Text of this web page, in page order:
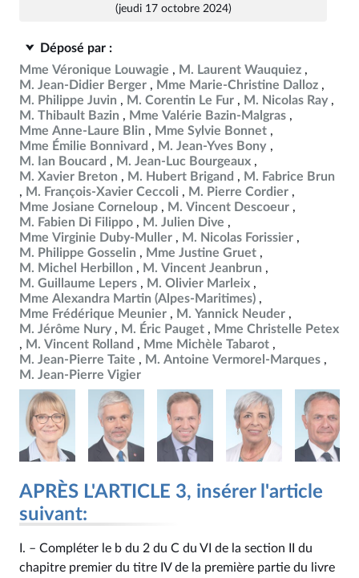
(jeudi 17 octobre 2024)
Déposé par :
Mme Véronique Louwagie
M. Laurent Wauquiez
M. Jean-Didier Berger
Mme Marie-Christine Dalloz
M. Philippe Juvin
M. Corentin Le Fur
M. Nicolas Ray
M. Thibault Bazin
Mme Valérie Bazin-Malgras
Mme Anne-Laure Blin
Mme Sylvie Bonnet
Mme Émilie Bonnivard
M. Jean-Yves Bony
M. Ian Boucard
M. Jean-Luc Bourgeaux
M. Xavier Breton
M. Hubert Brigand
M. Fabrice Brun
M. François-Xavier Ceccoli
M. Pierre Cordier
Mme Josiane Corneloup
M. Vincent Descoeur
M. Fabien Di Filippo
M. Julien Dive
Mme Virginie Duby-Muller
M. Nicolas Forissier
M. Philippe Gosselin
Mme Justine Gruet
M. Michel Herbillon
M. Vincent Jeanbrun
M. Guillaume Lepers
M. Olivier Marleix
Mme Alexandra Martin (Alpes-Maritimes)
Mme Frédérique Meunier
M. Yannick Neuder
M. Jérôme Nury
M. Éric Pauget
Mme Christelle Petex
M. Vincent Rolland
Mme Michèle Tabarot
M. Jean-Pierre Taite
M. Antoine Vermorel-Marques
M. Jean-Pierre Vigier
APRÈS L'ARTICLE 3, insérer l'article
suivant:
I. – Compléter le b du 2 du C du VI de la section II du
chapitre premier du titre IV de la première partie du livre